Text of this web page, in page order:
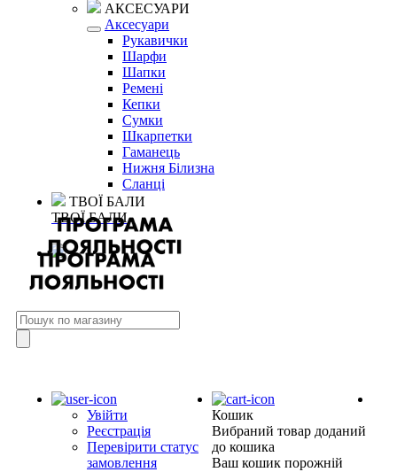
АКСЕСУАРИ
Аксесуари
Рукавички
Шарфи
Шапки
Ремені
Кепки
Сумки
Шкарпетки
Гаманець
Нижня Білизна
Сланці
ТВОЇ БАЛИ
ТВОЇ БАЛИ
Увійти
Реєстрація
Перевірити статус
замовлення
Кошик
Вибраний товар доданий
до кошика
Ваш кошик порожній